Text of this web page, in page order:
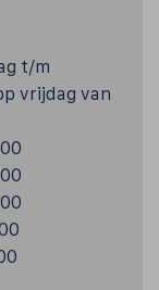
t/m
vrijdag van